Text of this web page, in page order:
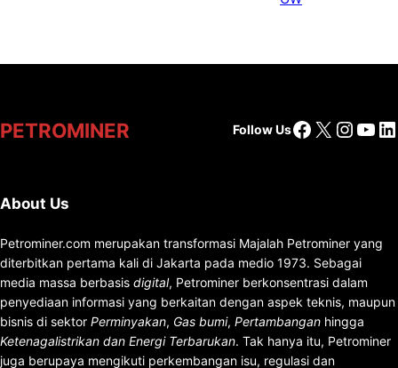
PETROMINER Follow UsFacebook
X
About Us
Petrominer.com merupakan transformasi Majalah Petrominer yang
diterbitkan pertama kali di Jakarta pada medio 1973. Sebagai
media massa berbasis digital, Petrominer berkonsentrasi dalam
penyediaan informasi yang berkaitan dengan aspek teknis, maupun
bisnis di sektor Perminyakan, Gas bumi, Pertambangan hingga
Ketenagalistrikan dan Energi Terbarukan. Tak hanya itu, Petrominer
juga berupaya mengikuti perkembangan isu, regulasi dan